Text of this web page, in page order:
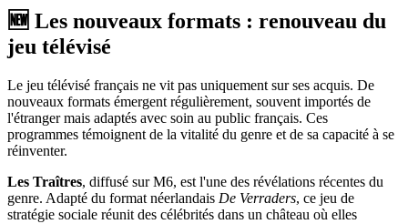
🆕 Les nouveaux formats : renouveau du
jeu télévisé
Le jeu télévisé français ne vit pas uniquement sur ses acquis. De
nouveaux formats émergent régulièrement, souvent importés de
l'étranger mais adaptés avec soin au public français. Ces
programmes témoignent de la vitalité du genre et de sa capacité à se
réinventer.
Les Traîtres, diffusé sur M6, est l'une des révélations récentes du
genre. Adapté du format néerlandais De Verraders, ce jeu de
stratégie sociale réunit des célébrités dans un château où elles